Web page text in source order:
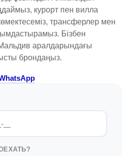
курорт пен вилла
трансферлер мен
Бізбен
аралдарындағы
брондаңыз.